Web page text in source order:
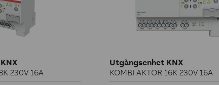
230V 16A
Utgångsenhet KNX
KOMBI AKTOR 16K 230V 16A